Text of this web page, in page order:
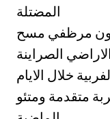
المضتلة
مرظفي مسح
الاراضي الصراينة
خلال الايام
متقدمة ومتئو